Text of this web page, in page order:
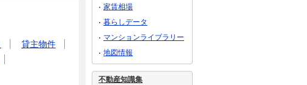
貸主物件
家賃相場
暮らしデータ
マンションライブラリー
地図情報
不動産知識集